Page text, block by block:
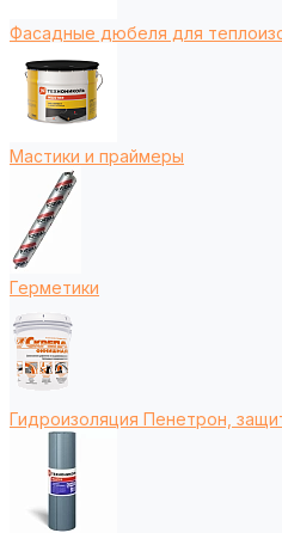
Фасадные дюбеля для
Мастики и праймеры
Герметики
Гидроизоляция Пенетрон,